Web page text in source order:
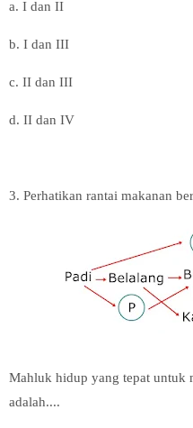
a. I dan II
b. I dan III
c. II dan III
d. II dan IV
3. Perhatikan rantai makanan
Mahluk hidup yang tepat untuk
adalah....